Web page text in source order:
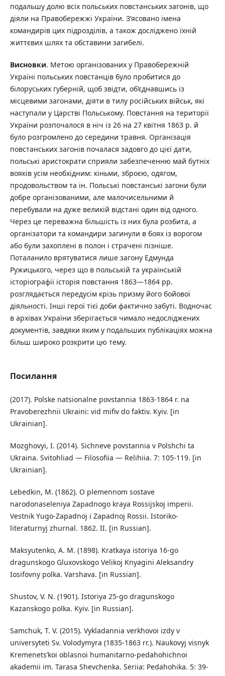
подальшу долю всіх польських повстанських загонів, що
діяли на Правобережжі України. З’ясовано імена
командирів цих підрозділів, а також досліджено їхній
життєвих шлях та обставини загибелі.
Висновки. Метою організованих у Правобережній
Україні польських повстанців було пробитися до
білоруських губерній, щоб звідти, об’єднавшись із
місцевими загонами, діяти в тилу російських військ, які
наступали у Царстві Польському. Повстання на території
України розпочалося в ніч із 26 на 27 квітня 1863 р. й
було розгромлено до середини травня. Організація
повстанських загонів почалася задовго до цієї дати,
польські аристократи сприяли забезпеченню май бутніх
вояків усім необхідним: кіньми, зброєю, одягом,
продовольством та ін. Польські повстанські загони були
добре організованими, але малочисельними й
перебували на дуже великій відстані один від одного.
Через це переважна більшість із них була розбита, а
організатори та командири загинули в боях із ворогом
або були захоплені в полон і страчені пізніше.
Поталанило врятуватися лише загону Едмунда
Ружицького, через що в польській та українській
історіографії історія повстання 1863—1864 рр.
розглядається передусім крізь призму його бойової
діяльності. Інші герої тієї доби фактично забуті. Водночас
в архівах України зберігається чимало недосліджених
документів, завдяки яким у подальших публікаціях можна
більш широко розкрити цю тему.
Посилання
(2017). Polske natsionalne povstannia 1863-1864 r. na
Pravoberezhnii Ukraini: vid mifiv do faktiv. Kyiv. [in
Ukrainian].
Mozghovyi, I. (2014). Sichneve povstannia v Polshchi ta
Ukraina. Svitohliad — Filosofiia — Relihiia. 7: 105-119. [in
Ukrainian].
Lebedkin, M. (1862). O plemennom sostave
narodonaseleniya Zapadnogo kraya Rossijskoj imperii.
Vestnik Yugo-Zapadnoj i Zapadnoj Rossii. Istoriko-
literaturnyj zhurnal. 1862. II. [in Russian].
Maksyutenko, A. M. (1898). Kratkaya istoriya 16-go
dragunskogo Gluxovskogo Velikoj Knyagini Aleksandry
Iosifovny polka. Varshava. [in Russian].
Shustov, V. N. (1901). Istoriya 25-go dragunskogo
Kazanskogo polka. Kyiv. [in Russian].
Samchuk, T. V. (2015). Vykladannia verkhovoi izdy v
universyteti Sv. Volodymyra (1835-1863 rr.). Naukovyj visnyk
Kremenets’koi oblasnoi humanitarno-pedahohichnoi
akademii im. Tarasa Shevchenka. Seriia: Pedahohika. 5: 39-